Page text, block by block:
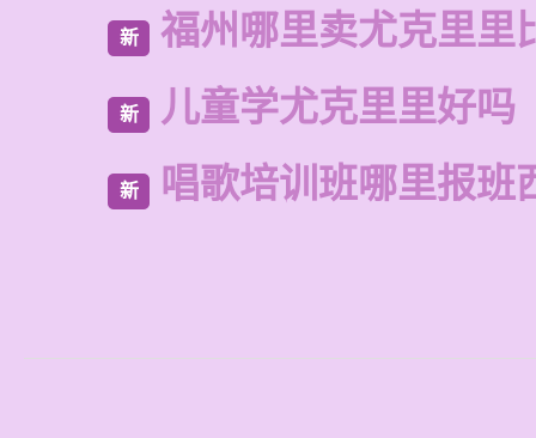
新 福州哪里卖尤克里里
新 儿童学尤克里里好吗
新 唱歌培训班哪里报班